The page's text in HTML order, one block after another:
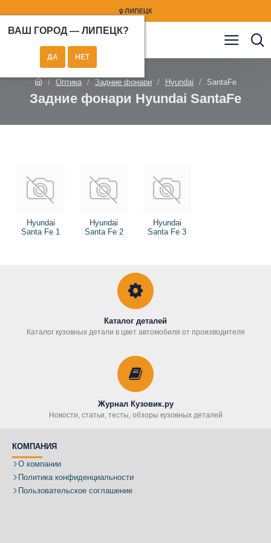
ЛИПЕЦК
ВАШ ГОРОД — ЛИПЕЦК?
Оптика Задние фонари Hyundai SantaFe
Задние фонари Hyundai SantaFe
Hyundai
Santa Fe 1
Hyundai
Santa Fe 2
Hyundai
Santa Fe 3
Каталог деталей
Каталог кузовных детали в цвет автомобиля от производителя
Журнал Кузовик.ру
Новости, статьи, тесты, обзоры кузовных деталей
КОМПАНИЯ
О компании
Политика конфиденциальности
Пользовательское соглашение